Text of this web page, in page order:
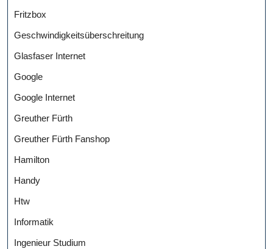
Fritzbox
Geschwindigkeitsüberschreitung
Glasfaser Internet
Google
Google Internet
Greuther Fürth
Greuther Fürth Fanshop
Hamilton
Handy
Htw
Informatik
Ingenieur Studium